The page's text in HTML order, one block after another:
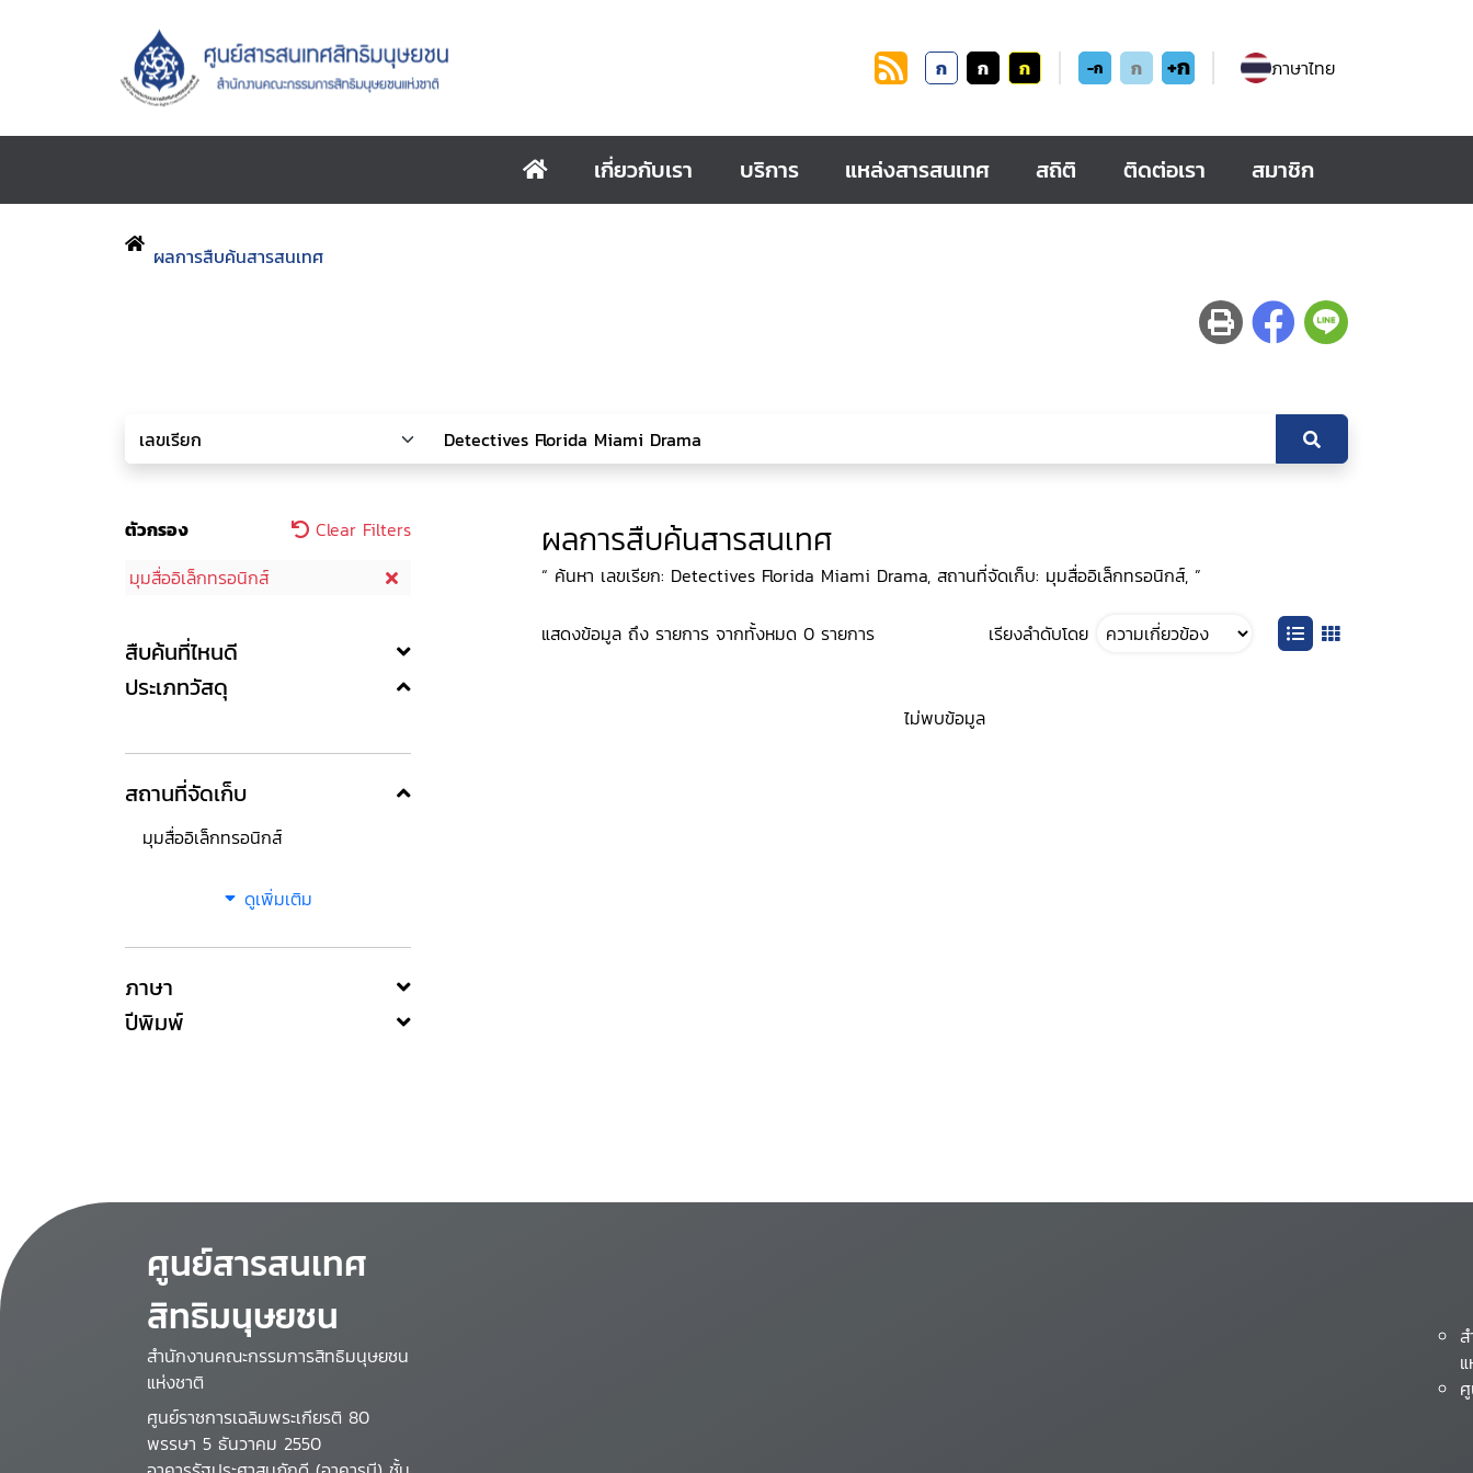
ก ก ก -ก ก +ก ภาษาไทย
เกี่ยวกับเรา บริการ แหล่งสารสนเทศ สถิติ ติดต่อเรา สมาชิก
ผลการสืบค้นสารสนเทศ
ตัวกรอง
Clear Filters
มุมสื่ออิเล็กทรอนิกส์
สืบค้นที่ไหนดี
ประเภทวัสดุ
สถานที่จัดเก็บ
มุมสื่ออิเล็กทรอนิกส์
ดูเพิ่มเติม
ภาษา
ปีพิมพ์
ผลการสืบค้นสารสนเทศ
“ ค้นหา เลขเรียก: Detectives Florida Miami Drama, สถานที่จัดเก็บ: มุมสื่ออิเล็กทรอนิกส์, ”
แสดงข้อมูล ถึง รายการ จากทั้งหมด 0 รายการ เรียงลำดับโดย
ไม่พบข้อมูล
ศูนย์สารสนเทศ
สิทธิมนุษยชน
สำนักงานคณะกรรมการสิทธิมนุษยชน
แห่งชาติ
ศูนย์ราชการเฉลิมพระเกียรติ 80
พรรษา 5 ธันวาคม 2550